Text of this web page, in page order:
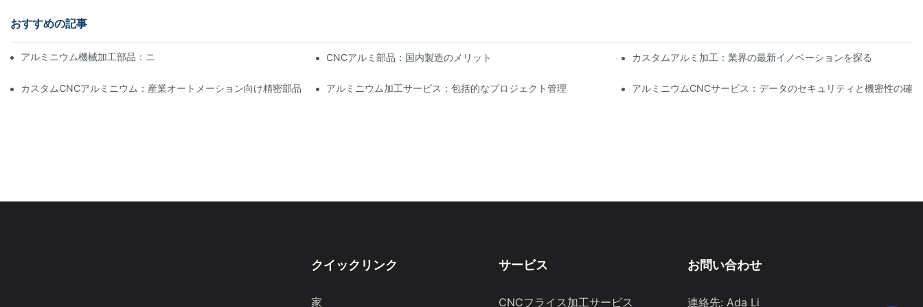
おすすめの記事
アルミニウム機械加工部品：ニッチ市場向けのカスタマイズ CNCアルミ部品：国内製造のメリット カスタムアルミ加工：業界の最新イノベーションを探る
カスタムCNCアルミニウム：産業オートメーション向け精密部品 アルミニウム加工サービス：包括的なプロジェクト管理 アルミニウムCNCサービス：データのセキュリティと機密性の確保
クイックリンク
家
サービス
CNCフライス加工サービス
お問い合わせ
連絡先: Ada Li